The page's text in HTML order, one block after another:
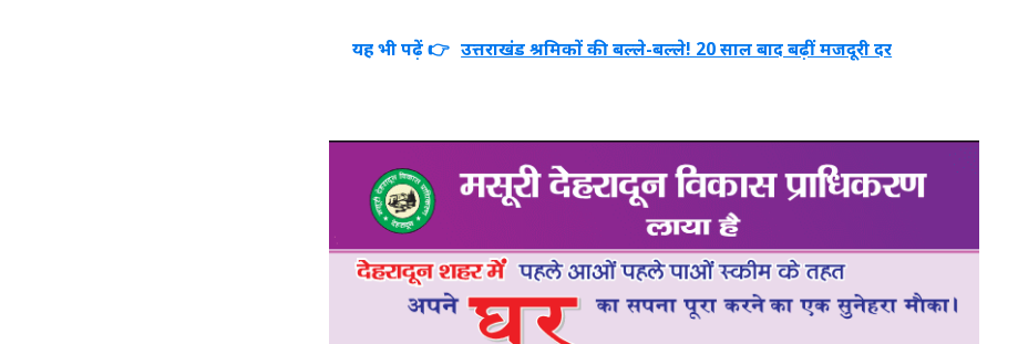
यह भी पढ़ें 👉 उत्तराखंड श्रमिकों की बल्ले-बल्ले! 20 साल बाद बढ़ीं मजदूरी दर